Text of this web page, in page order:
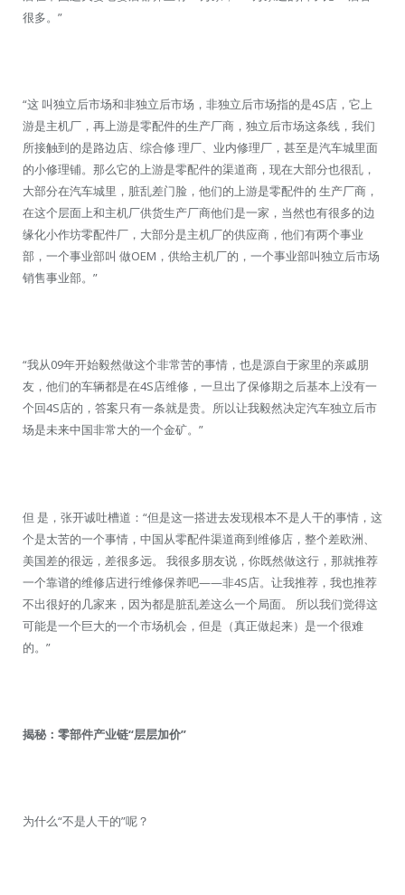
很多。”
“这 叫独立后市场和非独立后市场，非独立后市场指的是4S店，它上
游是主机厂，再上游是零配件的生产厂商，独立后市场这条线，我们
所接触到的是路边店、综合修 理厂、业内修理厂，甚至是汽车城里面
的小修理铺。那么它的上游是零配件的渠道商，现在大部分也很乱，
大部分在汽车城里，脏乱差门脸，他们的上游是零配件的 生产厂商，
在这个层面上和主机厂供货生产厂商他们是一家，当然也有很多的边
缘化小作坊零配件厂，大部分是主机厂的供应商，他们有两个事业
部，一个事业部叫 做OEM，供给主机厂的，一个事业部叫独立后市场
销售事业部。”
“我从09年开始毅然做这个非常苦的事情，也是源自于家里的亲戚朋
友，他们的车辆都是在4S店维修，一旦出了保修期之后基本上没有一
个回4S店的，答案只有一条就是贵。所以让我毅然决定汽车独立后市
场是未来中国非常大的一个金矿。”
但 是，张开诚吐槽道：“但是这一搭进去发现根本不是人干的事情，这
个是太苦的一个事情，中国从零配件渠道商到维修店，整个差欧洲、
美国差的很远，差很多远。 我很多朋友说，你既然做这行，那就推荐
一个靠谱的维修店进行维修保养吧——非4S店。让我推荐，我也推荐
不出很好的几家来，因为都是脏乱差这么一个局面。 所以我们觉得这
可能是一个巨大的一个市场机会，但是（真正做起来）是一个很难
的。”
揭秘：零部件产业链“层层加价”
为什么“不是人干的”呢？